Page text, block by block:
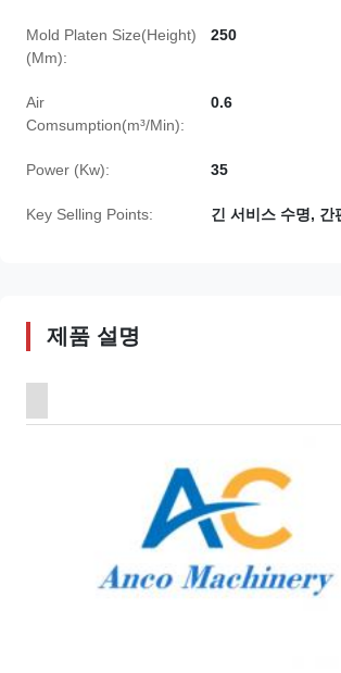
Mold Platen Size(Height)
(Mm):
250
Air
Comsumption(m³/Min):
0.6
Power (Kw): 35
Key Selling Points: 긴 서비스 수명, 간
제품 설명